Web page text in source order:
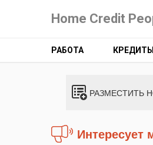
Home Credit
РАБОТА КРЕДИТЫ
РАЗМЕСТИТЬ